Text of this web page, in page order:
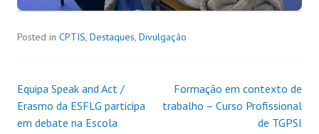
Posted in CPTIS, Destaques, Divulgação
Equipa Speak and Act /
Erasmo da ESFLG participa
em debate na Escola
Formação em contexto de
trabalho – Curso Profissional
de TGPSI